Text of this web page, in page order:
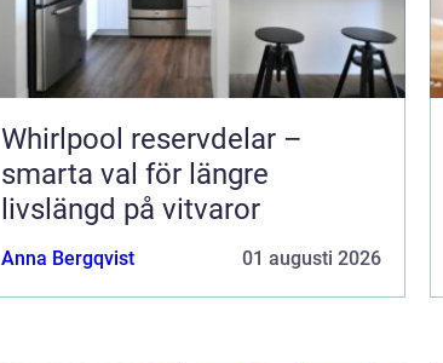
Whirlpool reservdelar –
smarta val för längre
livslängd på vitvaror
Anna Bergqvist 01 augusti 2026